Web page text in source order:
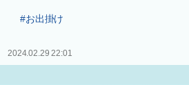
#お出掛け
2024.02.29 22:01